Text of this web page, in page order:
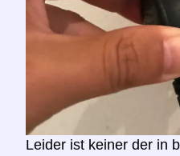
Leider ist keiner der in